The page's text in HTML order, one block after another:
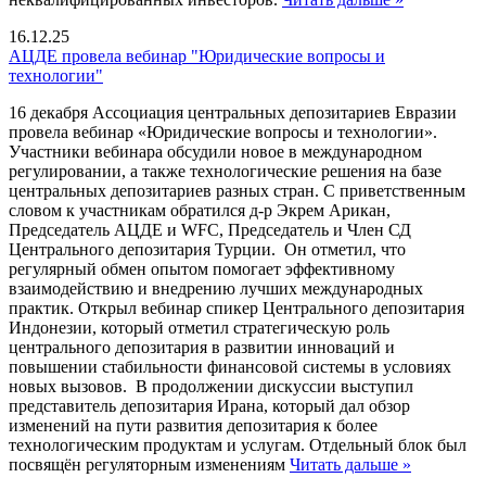
16.12.25
АЦДЕ провела вебинар "Юридические вопросы и
технологии"
16 декабря Ассоциация центральных депозитариев Евразии
провела вебинар «Юридические вопросы и технологии».
Участники вебинара обсудили новое в международном
регулировании, а также технологические решения на базе
центральных депозитариев разных стран. С приветственным
словом к участникам обратился д-р Экрем Арикан,
Председатель АЦДЕ и WFC, Председатель и Член СД
Центрального депозитария Турции. Он отметил, что
регулярный обмен опытом помогает эффективному
взаимодействию и внедрению лучших международных
практик. Открыл вебинар спикер Центрального депозитария
Индонезии, который отметил стратегическую роль
центрального депозитария в развитии инноваций и
повышении стабильности финансовой системы в условиях
новых вызовов. В продолжении дискуссии выступил
представитель депозитария Ирана, который дал обзор
изменений на пути развития депозитария к более
технологическим продуктам и услугам. Отдельный блок был
посвящён регуляторным изменениям Читать дальше »